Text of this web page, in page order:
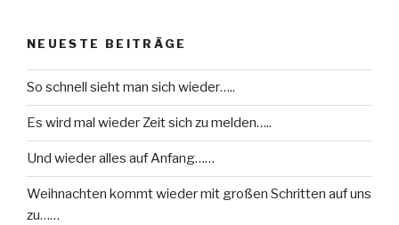
NEUESTE BEITRÄGE
So schnell sieht man sich wieder…..
Es wird mal wieder Zeit sich zu melden…..
Und wieder alles auf Anfang……
Weihnachten kommt wieder mit großen Schritten auf uns
zu……